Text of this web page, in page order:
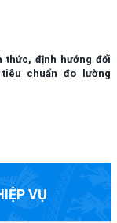
thức, định hướng đổi
chuẩn đo lường
VỤ